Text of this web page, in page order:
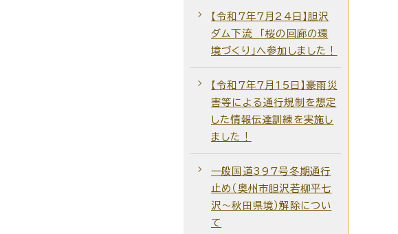
【令和7年7月24日】胆沢
ダム下流 「桜の回廊の環
境づくり」へ参加しました！
【令和7年7月15日】豪雨災
害等による通行規制を想定
した情報伝達訓練を実施し
ました！
一般国道397号冬期通行
止め（奥州市胆沢若柳平七
沢～秋田県境）解除につい
て